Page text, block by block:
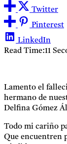
Twitter
Pinterest
LinkedIn
Read Time:11
Lamento el
hermano de
Delfina Gómez
Todo mi cariño
Que encuentren